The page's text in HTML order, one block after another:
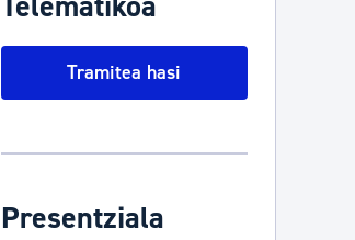
Tramitea hasi
Presentziala